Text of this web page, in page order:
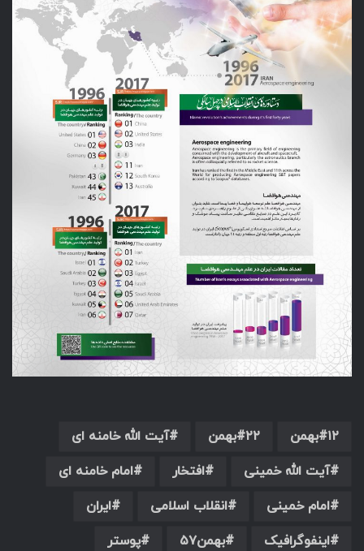
۱۲بهمن ۲۲بهمن
آیت الله خامنه ای
آیت الله خمینی
افتخار
امام خامنه ای
امام خمینی
انقلاب اسلامی
ایران
اینفوگرافیک
بهمن۵۷
پوستر